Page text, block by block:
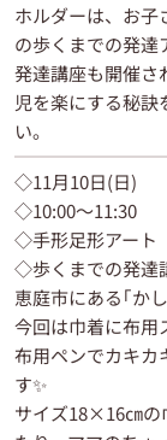
ホルダーは、お
の歩くまでの発達
発達講座も開催さ
児を楽にする秘訣
い。
◇11月10日(日)
◇10:00～11:30
◇手形足形アー
◇歩くまでの発
恵庭市にある｢か
今回は巾着に布用
布用ペンでカキ
す✨
サイズ18×16㎝の